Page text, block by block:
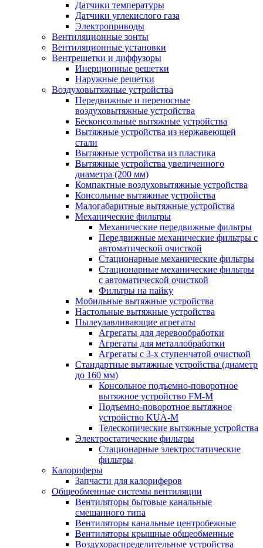
Датчики температуры
Датчики углекислого газа
Электроприводы
Вентиляционные зонты
Вентиляционные установки
Вентрешетки и диффузоры
Инерционные решетки
Наружные решетки
Воздуховытяжные устройства
Передвижные и переносные
воздуховытяжные устройства
Бесконсольные вытяжные устройства
Вытяжные устройства из нержавеющей
стали
Вытяжные устройства из пластика
Вытяжные устройства увеличенного
диаметра (200 мм)
Компактные воздуховытяжные устройства
Консольные вытяжные устройства
Малогабаритные вытяжные устройства
Механические фильтры
Механические передвижные фильтры
Передвижные механические фильтры с
автоматической очисткой
Стационарные механические фильтры
Стационарные механические фильтры
с автоматической очисткой
Фильтры на пайку
Мобильные вытяжные устройства
Настольные вытяжные устройства
Пылеулавливающие агрегаты
Агрегаты для деревообработки
Агрегаты для металлобработки
Агрегаты с 3-х ступенчатой очисткой
Стандартные вытяжные устройства (диаметр
до 160 мм)
Консольное подъемно-поворотное
вытяжное устройство FM-M
Подъемно-поворотное вытяжное
устройство KUA-M
Телескопические вытяжные устройства
Электростатические фильтры
Стационарные электростатические
фильтры
Калориферы
Запчасти для калориферов
Общеобменные системы вентиляции
Вентиляторы бытовые канальные
смешанного типа
Вентиляторы канальные центробежные
Вентиляторы крышные общеобменные
Воздухораспределительные устройства